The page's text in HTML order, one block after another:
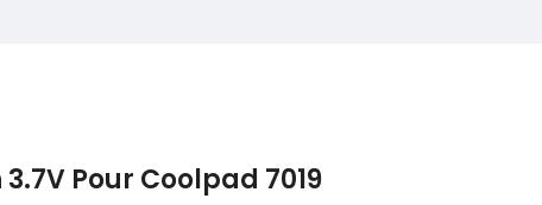
Pour Coolpad 7019